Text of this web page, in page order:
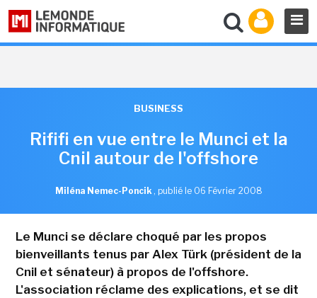
BUSINESS
Rififi en vue entre le Munci et la
Cnil autour de l'offshore
Miléna Nemec-Poncik , publié le 06 Février 2008
Le Munci se déclare choqué par les propos
bienveillants tenus par Alex Türk (président de la
Cnil et sénateur) à propos de l'offshore.
L'association réclame des explications, et se dit